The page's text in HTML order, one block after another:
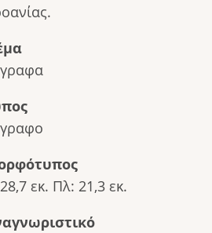
εκ. Πλ: 21,3 εκ.